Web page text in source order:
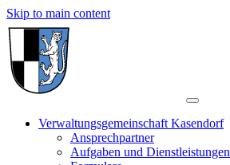
Skip to main content
Verwaltungsgemeinschaft Kasendorf
Ansprechpartner
Aufgaben und Dienstleistungen